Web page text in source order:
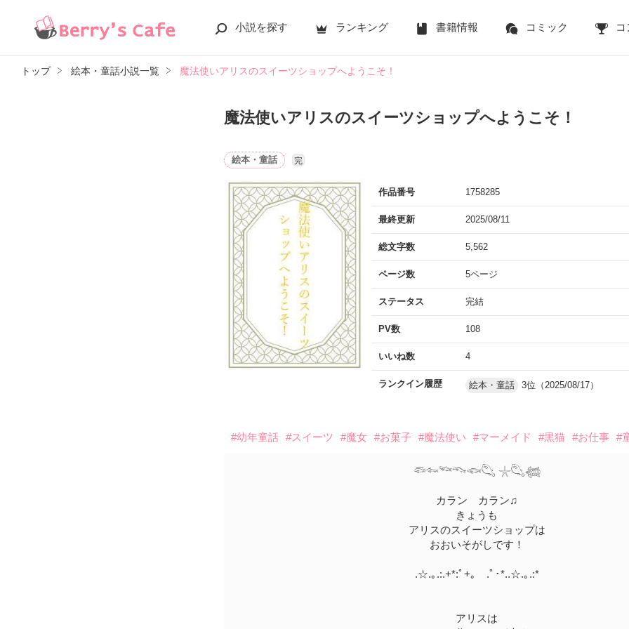
小説を探す ランキング 書籍情報 コミック コ
トップ 絵本・童話小説一覧 魔法使いアリスのスイーツショップへようこそ！
魔法使いアリスのスイーツショップへようこそ！
絵本・童話 完
作品番号 1758285
最終更新 2025/08/11
総文字数 5,562
ページ数 5ページ
ステータス 完結
PV数 108
いいね数 4
ランクイン履歴 絵本・童話 3位（2025/08/17）
#幼年童話 #スイーツ #魔女 #お菓子 #魔法使い #マーメイド #黒猫 #お仕事 #
𓆛𓆜𓆝𓆞𓆟𓆡 𓇼𓆡𓆉
カラン カラン♫
きょうも
アリスのスイーツショップは
おおいそがしです！
.☆.｡.:.+*:ﾟ+｡ .ﾟ･*..☆.｡.:*
アリスは